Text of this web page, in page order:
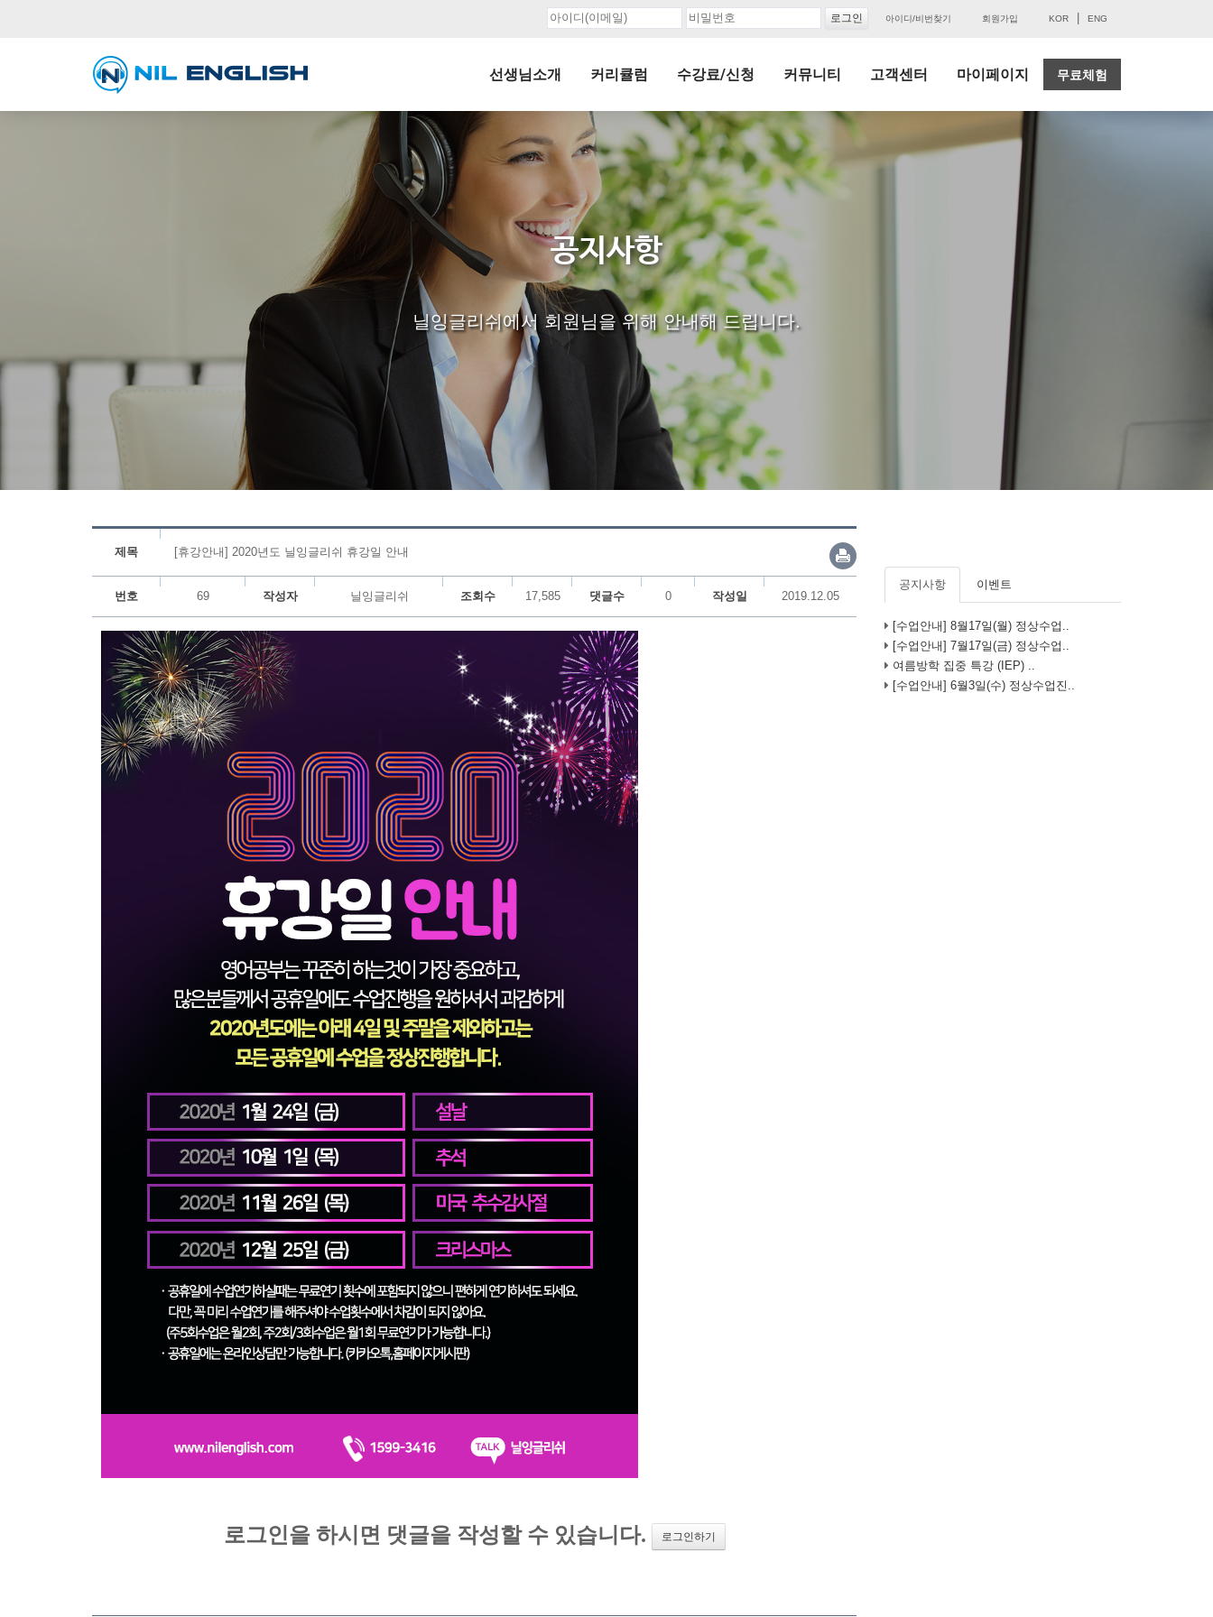
아이디/비번찾기 회원가입 KOR ENG
선생님소개 커리큘럼 수강료/신청 커뮤니티 고객센터 마이페이지 무료체험
공지사항
닐잉글리쉬에서 회원님을 위해 안내해 드립니다.
제목 [휴강안내] 2020년도 닐잉글리쉬 휴강일 안내
번호 69 작성자 닐잉글리쉬 조회수 17,585 댓글수 0 작성일 2019.12.05
공지사항 이벤트
[수업안내] 8월17일(월) 정상수업..
[수업안내] 7월17일(금) 정상수업..
여름방학 집중 특강 (IEP) ..
[수업안내] 6월3일(수) 정상수업진..